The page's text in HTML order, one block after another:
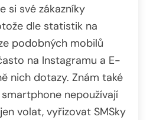
si své zákazníky
dle statistik na
podobných mobilů
na Instagramu a E-
nich dotazy. Znám také
nepoužívají
volat, vyřizovat SMSky